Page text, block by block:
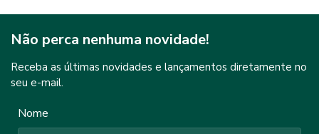
Não perca nenhuma novidade!
Receba as últimas novidades e lançamentos diretamente no
seu e-mail.
Nome